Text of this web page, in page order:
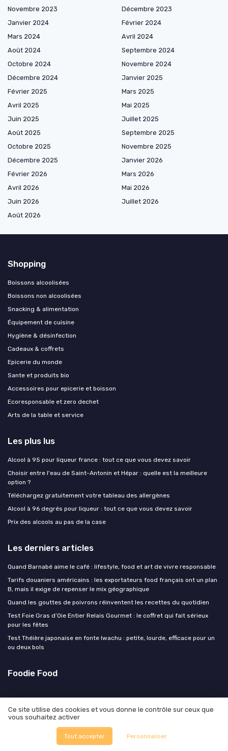
Novembre 2023
Décembre 2023
Janvier 2024
Février 2024
Mars 2024
Avril 2024
Août 2024
Septembre 2024
Octobre 2024
Novembre 2024
Décembre 2024
Janvier 2025
Février 2025
Mars 2025
Avril 2025
Mai 2025
Juin 2025
Juillet 2025
Août 2025
Septembre 2025
Octobre 2025
Novembre 2025
Décembre 2025
Janvier 2026
Février 2026
Mars 2026
Avril 2026
Mai 2026
Juin 2026
Juillet 2026
Août 2026
Shopping
Boissons alcoolisées
Boissons non alcoolisées
Snacking & alimentation
Équipement de cuisine
Hygiène & désinfection
Cadeaux & coffrets
Epicerie du monde
Sante et produits bio
Accessoires pour epicerie et boisson
Ecoresponsable et zero dechet
Arts de la table et service
Les plus lus
Alcool à 95 pour liqueur france : tout ce que vous devez savoir
Choisir entre l'eau de Saint-Antonin et Hépar : quelle est la meilleure
option ?
Téléchargez gratuitement votre tableau des allergènes
Alcool à 96 degrés pour liqueur : tout ce que vous devez savoir
Prix des alcools au pas de la case
Les derniers articles
Quand Barnabé aime le café : lifestyle, food et art de vivre responsable
Tarifs douaniers américains : les exportateurs food français ont un plan
B, mais il exige de repenser le mix géographique
Quand les gouttes de poivrons réinventent les recettes du quotidien
Test Foie Gras d’Oie Entier Relais Gourmet : le coffret qui fait sérieux
pour les fêtes
Test Théière japonaise en fonte Iwachu : petite, lourde, efficace pour un
ou deux bols
Foodie Food
Ce site utilise des cookies et vous donne le contrôle sur ceux que
vous souhaitez activer
Tout accepter Personnaliser